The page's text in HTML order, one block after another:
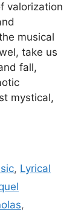
valorization
musical
take us
fall,
mystical,
, Lyrical
,